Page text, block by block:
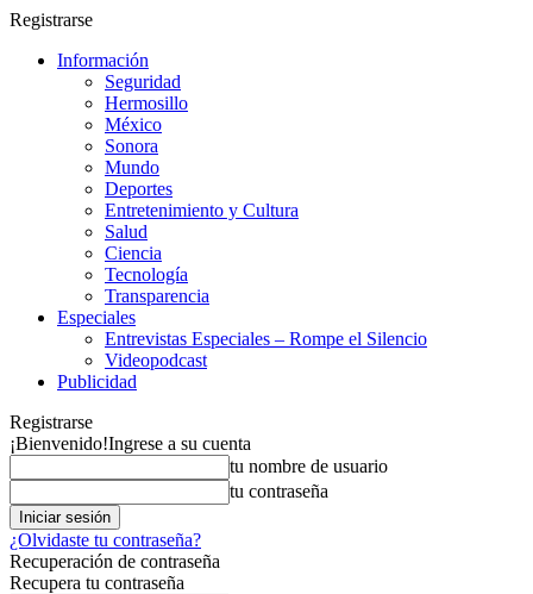
Registrarse
Información
Seguridad
Hermosillo
México
Sonora
Mundo
Deportes
Entretenimiento y Cultura
Salud
Ciencia
Tecnología
Transparencia
Especiales
Entrevistas Especiales – Rompe el Silencio
Videopodcast
Publicidad
Registrarse
¡Bienvenido!Ingrese a su cuenta
tu nombre de usuario
tu contraseña
¿Olvidaste tu contraseña?
Recuperación de contraseña
Recupera tu contraseña